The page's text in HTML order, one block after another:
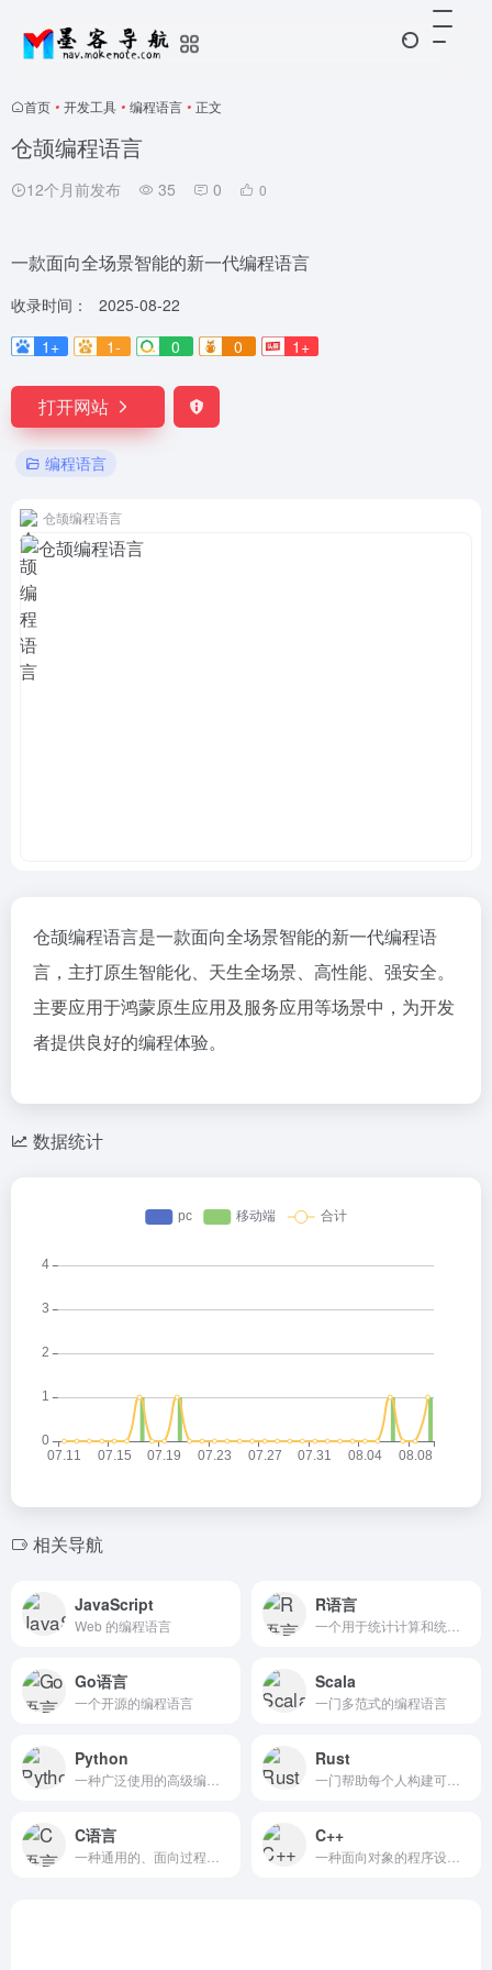
首页 • 开发工具 • 编程语言 • 正文
仓颉编程语言
12个月前发布 35 0 0
一款面向全场景智能的新一代编程语言
收录时间：
2025-08-22
1+
1- 0 0 1+
打开网站
编程语言
仓颉编程语言
仓颉编程语言是一款面向全场景智能的新一代编程语
言，主打原生智能化、天生全场景、高性能、强安全。
主要应用于鸿蒙原生应用及服务应用等场景中，为开发
者提供良好的编程体验。
数据统计
相关导航
JavaScript
Web 的编程语言
R语言
Go语言
一个开源的编程语言
Scala
一门多范式的编程语言
Python Rust
C语言 C++